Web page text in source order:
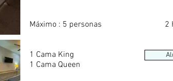
Máximo : 5 personas
1 Cama King
1 Cama Queen
2